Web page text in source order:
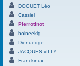
DOGUET Léo
Cassiel
Pierrotinot
boineekig
Dienuedge
JACQUES vILLY
Franckinux